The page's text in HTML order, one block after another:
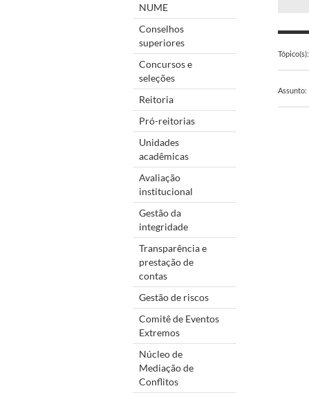
NUME
Conselhos
superiores
Concursos e
seleções
Reitoria
Pró-reitorias
Unidades
acadêmicas
Avaliação
institucional
Gestão da
integridade
Transparência e
prestação de
contas
Gestão de riscos
Comitê de Eventos
Extremos
Núcleo de
Mediação de
Conflitos
Tópico(s):
Assunto: